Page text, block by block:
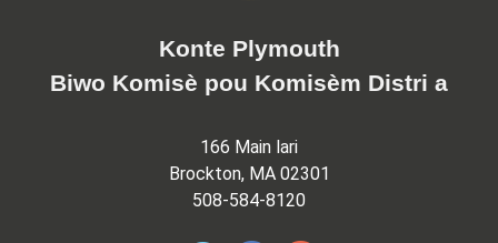
Konte Plymouth
Biwo Komisè pou Komisèm Distri a
166 Main lari
Brockton, MA 02301
508-584-8120